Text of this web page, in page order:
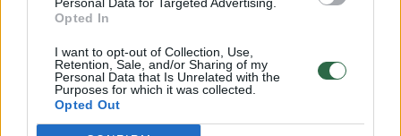
Opted In
I want to opt-out of Collection, Use,
Retention, Sale, and/or Sharing of my
Personal Data that Is Unrelated with the
Purposes for which it was collected.
Opted Out
Žinios | Lietuvos diena
00:00:55
Avarija Vilniuje: į stotelę įsirėžęs automobilis sužalojo
dvi moteris
Žinios | Lietuvos diena